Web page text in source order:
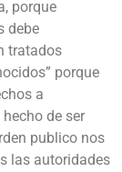
porque
debe
tratados
porque
a
de ser
publico nos
las autoridades